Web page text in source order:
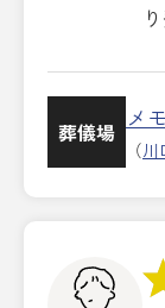
葬儀場 メ
（川